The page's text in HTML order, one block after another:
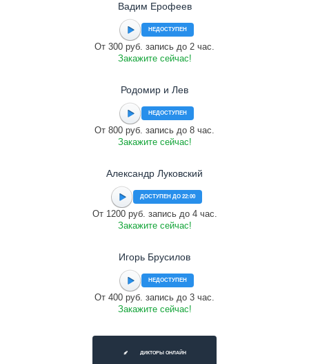
Вадим Ерофеев
НЕДОСТУПЕН
От 300 руб. запись до 2 час.
Закажите сейчас!
Родомир и Лев
НЕДОСТУПЕН
От 800 руб. запись до 8 час.
Закажите сейчас!
Александр Луковский
ДОСТУПЕН ДО 22:00
От 1200 руб. запись до 4 час.
Закажите сейчас!
Игорь Брусилов
НЕДОСТУПЕН
От 400 руб. запись до 3 час.
Закажите сейчас!
ДИКТОРЫ ОНЛАЙН